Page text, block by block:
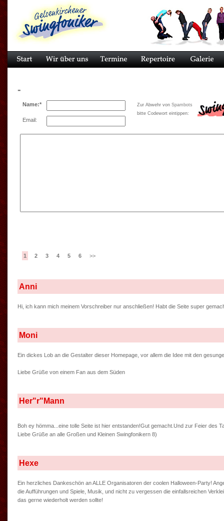
-
Name:* Zur Abwehr von Spambots
bitte Codewort eintippen:
Email:
1 2 3 4 5 6 >>
Anni
Hi, ich kann mich meinem Vorschreiber nur anschließen! Habt die Seite super
Moni
Ein dickes Lob an die Gestalter dieser Homepage, vor allem die Idee mit den
Liebe Grüße von einem Fan aus dem Süden
Her"r"Mann
Boh ey hömma...eine tolle Seite ist hier entstanden!Gut gemacht.Und zur Feier des
Liebe Grüße an alle Großen und Kleinen Swingfonikern 8)
Hexe
Ein herzliches Dankeschön an ALLE Organisatoren der coolen Halloween-Party!
die Aufführungen und Spiele, Musik, und nicht zu vergessen die einfallsreichen
das gerne wiederholt werden sollte!